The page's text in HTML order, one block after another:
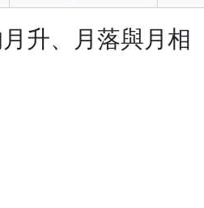
升、月落與月相